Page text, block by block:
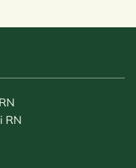
RN